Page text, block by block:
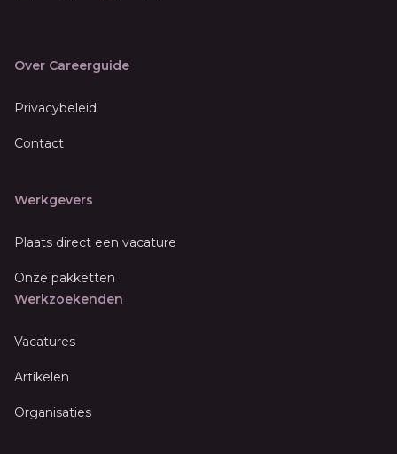
Over Careerguide
Privacybeleid
Contact
Werkgevers
Plaats direct een vacature
Onze pakketten
Werkzoekenden
Vacatures
Artikelen
Organisaties